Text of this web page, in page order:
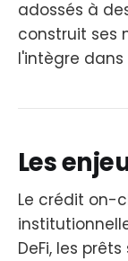
adossés à
construit ses
l'intègre
Les
Le crédit on-
DeFi, les